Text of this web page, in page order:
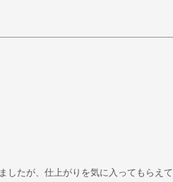
したが、仕上がりを気に入ってもらえて